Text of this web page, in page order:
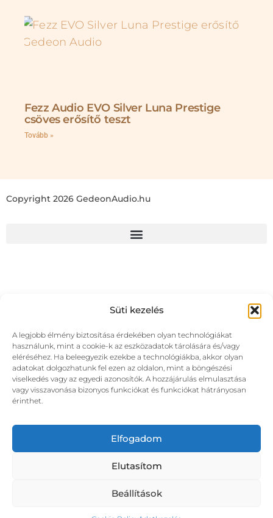
Süti kezelés
A legjobb élmény biztosítása érdekében olyan technológiákat
használunk, mint a cookie-k az eszközadatok tárolására és/vagy
eléréséhez. Ha beleegyezik ezekbe a technológiákba, akkor olyan
adatokat dolgozhatunk fel ezen az oldalon, mint a böngészési
viselkedés vagy az egyedi azonosítók. A hozzájárulás elmulasztása
vagy visszavonása bizonyos funkciókat és funkciókat hátrányosan
érinthet.
Elfogadom
Elutasítom
Beállítások
Fezz Audio EVO Silver Luna Prestige
csöves erősítő teszt
Tovább »
Copyright 2026 GedeonAudio.hu